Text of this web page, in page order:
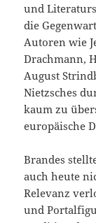
und
die
Autoren wie
Drachmann,
August
Nietzsches
kaum zu
europäische
Brandes
auch heute
Relevanz
und